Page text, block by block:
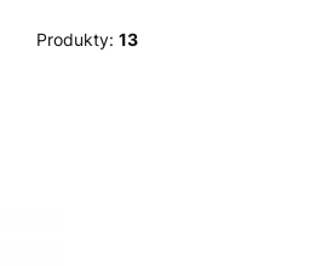
Produkty: 13